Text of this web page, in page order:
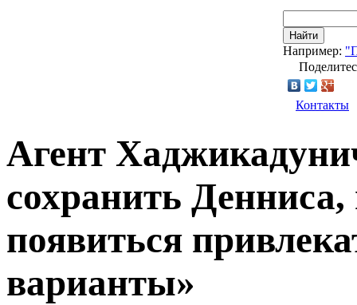
Найти
Например:
Контакты
Агент
сохранить
появиться
варианты»